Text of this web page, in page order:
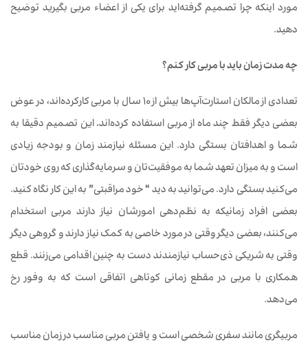
مورد اینکه چرا تصمیم گرفته‌اید برای یکی از اعضاء مربی بگیرید توضیح
دهید.
چهمدتزمانبایدبامربیکارکنم؟
تعدادیازمالکاناستارت‌آپ‌ها بیشاز10سال با مربیکارکرده‌اند، درعوض
بعضی دیگرفقط چندماه ازمربی استفاده کرده‌اند.این تصمیم دقیقا به
شما واهدافتان بستگی دارد. این مسئله نیازمند زمان و بودجه زیادی
استوبهمیزانتعهدشمابهموفقیت‌تانوسرمایه‌گذاریکهرویخودتان
می‌کنیدبستگی دارد. می‌توانیدبهدید“خودمراقبتی” بهاینکارنگاهکنید.
بعضی افراد زمانیکه به نظم‌دهی امورشان نیاز دارند مربی استخدام
می‌کنند،بعضی دیگروقتی درموردخاصیبهکمکنیازدارندو گروهی دیگر
وقتی بهشریکی ذی‌حساب نیازمندنددست به چنیناقدامی می‌زنند. قطع
همکاری با مربی در مقطع زمانی کوتاهی اتفاقی است که به وفور رخ
می‌دهد.
مربیگریمانندسفریشخصیاستویافتنمربیمناسبدرزمانمناسب